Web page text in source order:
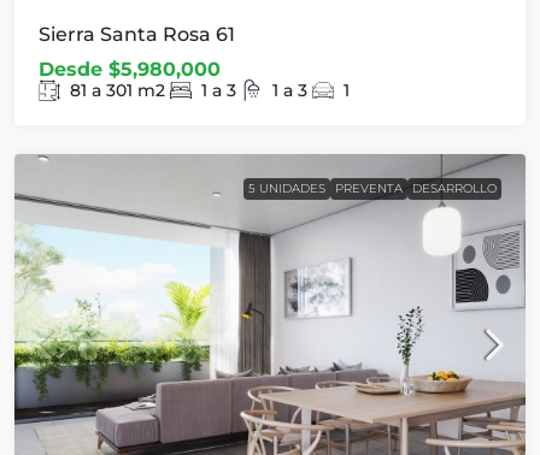
Sierra Santa Rosa 61
Desde $5,980,000
81 a 301 m2 1 a 3 1 a 3 1
5 UNIDADES PREVENTA DESARROLLO